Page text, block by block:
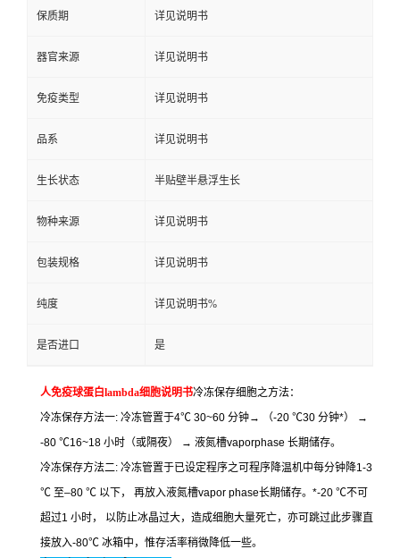
保质期 详见说明书
器官来源 详见说明书
免疫类型 详见说明书
品系 详见说明书
生长状态 半贴壁半悬浮生长
物种来源 详见说明书
包装规格 详见说明书
纯度 详见说明书%
是否进口 是
人免疫球蛋白lambda细胞说明书冷冻保存细胞之方法：
冷冻保存方法一: 冷冻管置于4℃ 30~60 分钟→ （-20 ℃30 分钟*）
→
-80 ℃16~18 小时（或隔夜） → 液氮槽vaporphase 长期储存。
冷冻保存方法二: 冷冻管置于已设定程序之可程序降温机中每分钟降1-3
℃ 至–80 ℃ 以下， 再放入液氮槽vapor phase长期储存。 *-20 ℃不可
超过1 小时，
以防止冰晶过大，造成细胞大量死亡，亦可跳过此步骤直
接放入-80℃ 冰箱中，惟存活率稍微降低一些。